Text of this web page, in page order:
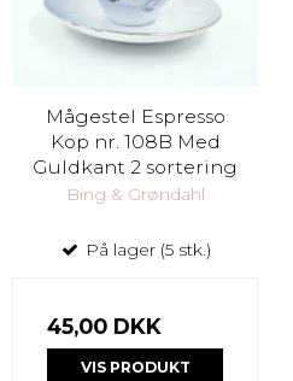
Mågestel Espresso
Kop nr. 108B Med
Guldkant 2 sortering
Bing & Grøndahl
På lager (5 stk.)
45,00 DKK
VIS PRODUKT